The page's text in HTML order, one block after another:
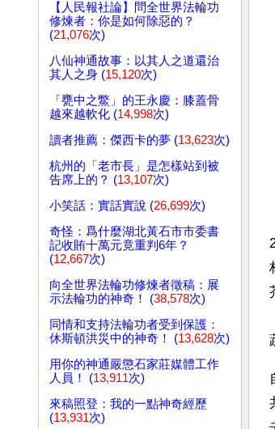
【人民報社論】問全世界法輪功
修煉者：你是如何除惡的？
(21,076次)
八仙神通故事：以其人之道還治
其人之身 (15,120次)
「甕中之鱉」的王永慶：膝蓋骨
越來越軟化 (14,998次)
讀者推薦：傑西卡的夢 (13,623次)
杭州的「老市長」是怎樣站到被
告席上的？ (13,107次)
小笑話：實話實說 (26,699次)
奇怪：爲什麼湖北黃石市市委書
記收賄十萬元竟重判6年？
(12,667次)
向全世界法輪功修煉者徵稿：展
示法輪功的神奇！ (38,578次)
同情和支持法輪功者受到保護：
休斯頓洪災中的神奇！ (13,628次)
用你的神通嚴懲石家莊媒體工作
人員！ (13,911次)
來稿照登：我的一點神奇經歷
(13,931次)